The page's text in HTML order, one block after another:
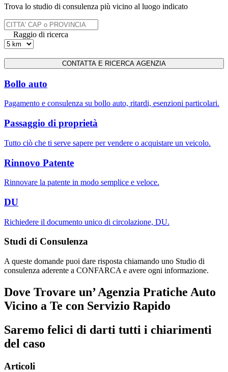
Trova lo studio di consulenza più vicino al luogo indicato
Raggio di ricerca
Bollo auto
Pagamento e consulenza su bollo auto, ritardi, esenzioni particolari.
Passaggio di proprietà
Tutto ciò che ti serve sapere per vendere o acquistare un veicolo.
Rinnovo Patente
Rinnovare la patente in modo semplice e veloce.
DU
Richiedere il documento unico di circolazione, DU.
Studi di Consulenza
A queste domande puoi dare risposta chiamando uno Studio di
consulenza aderente a CONFARCA e avere ogni informazione.
Dove Trovare un’ Agenzia Pratiche Auto
Vicino a Te con Servizio Rapido
Saremo felici di darti tutti i chiarimenti
del caso
Articoli